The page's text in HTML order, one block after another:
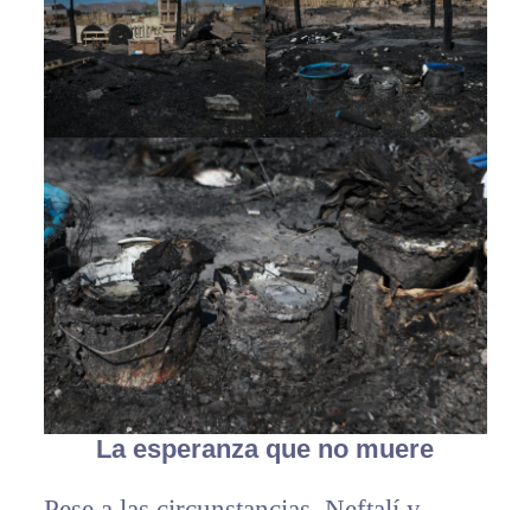
La esperanza que no muere